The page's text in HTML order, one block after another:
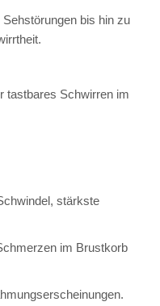
bis hin zu
tastbares Schwirren im
stärkste
im Brustkorb